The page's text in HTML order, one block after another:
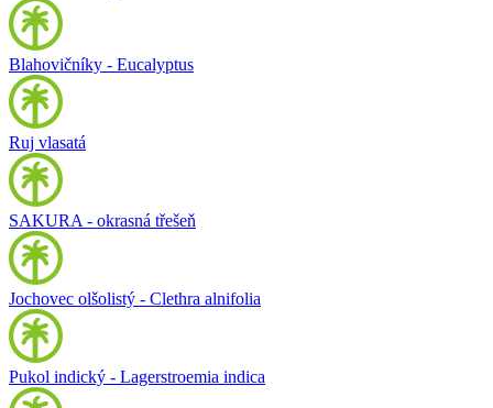
Blahovičníky - Eucalyptus
Ruj vlasatá
SAKURA - okrasná třešeň
Jochovec olšolistý - Clethra alnifolia
Pukol indický - Lagerstroemia indica